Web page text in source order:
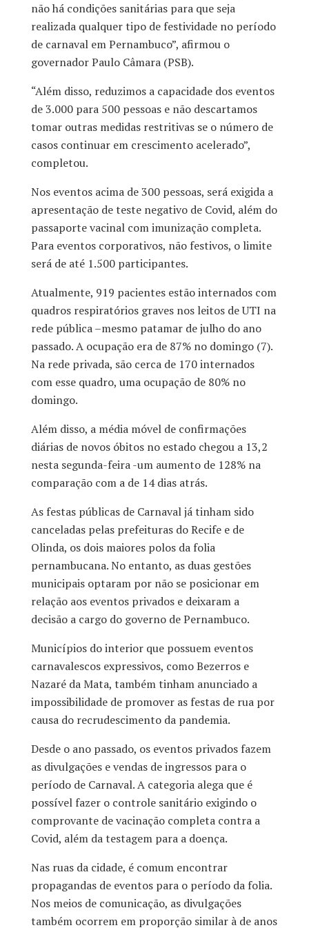
não há condições sanitárias para que seja
realizada qualquer tipo de festividade no período
de carnaval em Pernambuco”, afirmou o
governador Paulo Câmara (PSB).
“Além disso, reduzimos a capacidade dos eventos
de 3.000 para 500 pessoas e não descartamos
tomar outras medidas restritivas se o número de
casos continuar em crescimento acelerado”,
completou.
Nos eventos acima de 300 pessoas, será exigida a
apresentação de teste negativo de Covid, além do
passaporte vacinal com imunização completa.
Para eventos corporativos, não festivos, o limite
será de até 1.500 participantes.
Atualmente, 919 pacientes estão internados com
quadros respiratórios graves nos leitos de UTI na
rede pública –mesmo patamar de julho do ano
passado. A ocupação era de 87% no domingo (7).
Na rede privada, são cerca de 170 internados
com esse quadro, uma ocupação de 80% no
domingo.
Além disso, a média móvel de confirmações
diárias de novos óbitos no estado chegou a 13,2
nesta segunda-feira -um aumento de 128% na
comparação com a de 14 dias atrás.
As festas públicas de Carnaval já tinham sido
canceladas pelas prefeituras do Recife e de
Olinda, os dois maiores polos da folia
pernambucana. No entanto, as duas gestões
municipais optaram por não se posicionar em
relação aos eventos privados e deixaram a
decisão a cargo do governo de Pernambuco.
Municípios do interior que possuem eventos
carnavalescos expressivos, como Bezerros e
Nazaré da Mata, também tinham anunciado a
impossibilidade de promover as festas de rua por
causa do recrudescimento da pandemia.
Desde o ano passado, os eventos privados fazem
as divulgações e vendas de ingressos para o
período de Carnaval. A categoria alega que é
possível fazer o controle sanitário exigindo o
comprovante de vacinação completa contra a
Covid, além da testagem para a doença.
Nas ruas da cidade, é comum encontrar
propagandas de eventos para o período da folia.
Nos meios de comunicação, as divulgações
também ocorrem em proporção similar à de anos